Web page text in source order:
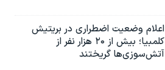
اعلام وضعیت اضطراری در بریتیش
کلمبیا؛ بیش از ۲۰ هزار نفر از
آتش‌سوزی‌ها گریختند